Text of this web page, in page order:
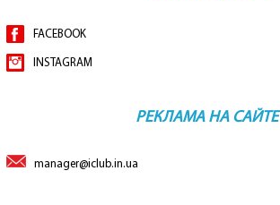
FACEBOOK
INSTAGRAM
РЕКЛАМА НА САЙТЕ
manager@iclub.in.ua